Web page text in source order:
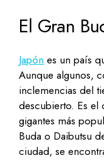
El Gran
Japón es un país
Aunque algunos,
inclemencias del
descubierto. Es el
gigantes más
Buda o Daibutsu
ciudad, se